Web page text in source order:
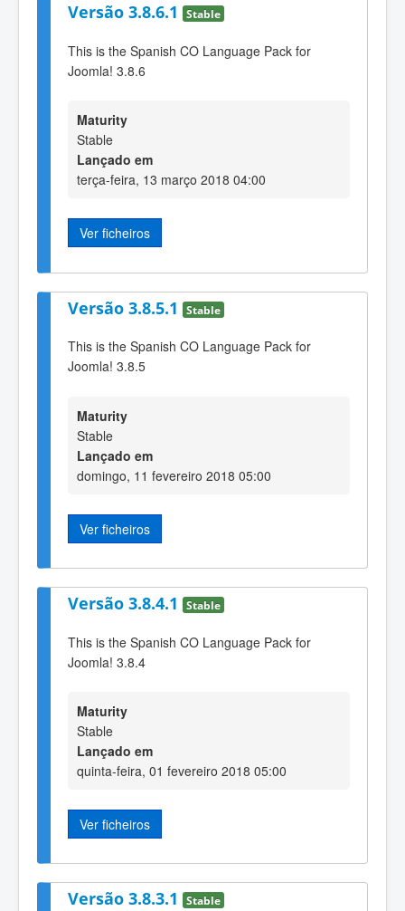
Versão 3.8.6.1 Stable
This is the Spanish CO Language Pack for
Joomla! 3.8.6
Maturity
Stable
Lançado em
terça-feira, 13 março 2018 04:00
Ver ficheiros
Versão 3.8.5.1 Stable
This is the Spanish CO Language Pack for
Joomla! 3.8.5
Maturity
Stable
Lançado em
domingo, 11 fevereiro 2018 05:00
Ver ficheiros
Versão 3.8.4.1 Stable
This is the Spanish CO Language Pack for
Joomla! 3.8.4
Maturity
Stable
Lançado em
quinta-feira, 01 fevereiro 2018 05:00
Ver ficheiros
Versão 3.8.3.1 Stable